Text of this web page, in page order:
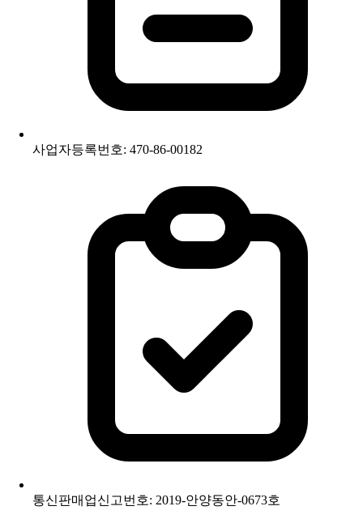
사업자등록번호: 470-86-00182
통신판매업신고번호: 2019-안양동안-0673호